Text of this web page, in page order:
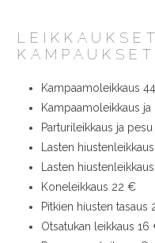
KAMPAUKSET
Kampaamoleikkaus
Kampaamoleikkaus
Parturileikkaus ja
Lasten
Lasten
Koneleikkaus 22 €
Pitkien hiusten tasaus
Otsatukan leikkaus 16